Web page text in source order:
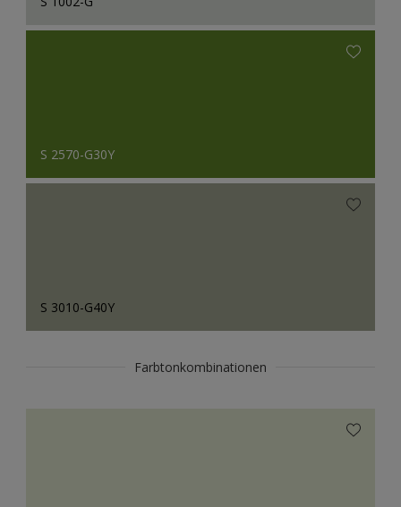
S 2570-G30Y
S 3010-G40Y
Farbtonkombinationen